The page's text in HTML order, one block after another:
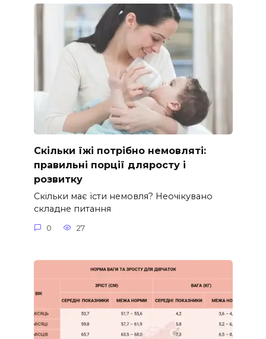
Скільки їжі потрібно немовляті:
правильні порції дляросту і
розвитку
Скільки має їсти немовля? Неочікувано
складне питання
0 27